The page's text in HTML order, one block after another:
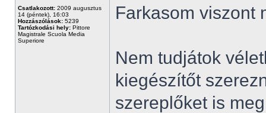
Csatlakozott: 2009 augusztus
14 (péntek), 16:03
Hozzászólások: 5239
Tartózkodási hely: Pittore
Magistrale Scuola Media
Superiore
Farkasom viszont
Nem tudjátok
kiegészítőt
szereplőket is